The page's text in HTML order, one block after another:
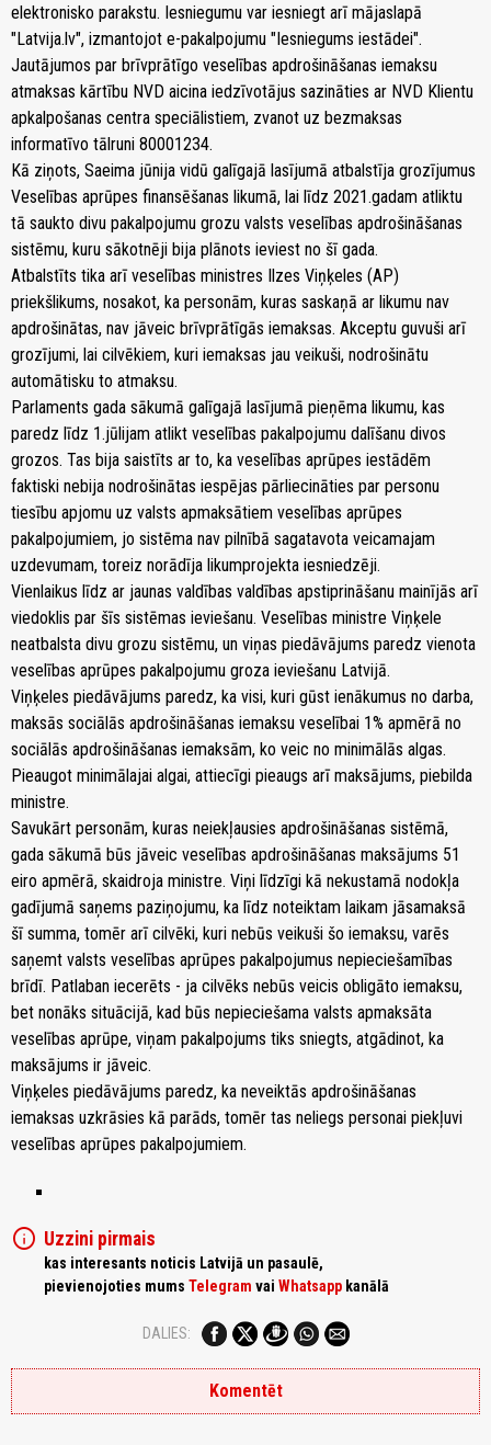
elektronisko parakstu. Iesniegumu var iesniegt arī mājaslapā
"Latvija.lv", izmantojot e-pakalpojumu "Iesniegums iestādei".
Jautājumos par brīvprātīgo veselības apdrošināšanas iemaksu
atmaksas kārtību NVD aicina iedzīvotājus sazināties ar NVD Klientu
apkalpošanas centra speciālistiem, zvanot uz bezmaksas
informatīvo tālruni 80001234.
Kā ziņots, Saeima jūnija vidū galīgajā lasījumā atbalstīja grozījumus
Veselības aprūpes finansēšanas likumā, lai līdz 2021.gadam atliktu
tā saukto divu pakalpojumu grozu valsts veselības apdrošināšanas
sistēmu, kuru sākotnēji bija plānots ieviest no šī gada.
Atbalstīts tika arī veselības ministres Ilzes Viņķeles (AP)
priekšlikums, nosakot, ka personām, kuras saskaņā ar likumu nav
apdrošinātas, nav jāveic brīvprātīgās iemaksas. Akceptu guvuši arī
grozījumi, lai cilvēkiem, kuri iemaksas jau veikuši, nodrošinātu
automātisku to atmaksu.
Parlaments gada sākumā galīgajā lasījumā pieņēma likumu, kas
paredz līdz 1.jūlijam atlikt veselības pakalpojumu dalīšanu divos
grozos. Tas bija saistīts ar to, ka veselības aprūpes iestādēm
faktiski nebija nodrošinātas iespējas pārliecināties par personu
tiesību apjomu uz valsts apmaksātiem veselības aprūpes
pakalpojumiem, jo sistēma nav pilnībā sagatavota veicamajam
uzdevumam, toreiz norādīja likumprojekta iesniedzēji.
Vienlaikus līdz ar jaunas valdības valdības apstiprināšanu mainījās arī
viedoklis par šīs sistēmas ieviešanu. Veselības ministre Viņķele
neatbalsta divu grozu sistēmu, un viņas piedāvājums paredz vienota
veselības aprūpes pakalpojumu groza ieviešanu Latvijā.
Viņķeles piedāvājums paredz, ka visi, kuri gūst ienākumus no darba,
maksās sociālās apdrošināšanas iemaksu veselībai 1% apmērā no
sociālās apdrošināšanas iemaksām, ko veic no minimālās algas.
Pieaugot minimālajai algai, attiecīgi pieaugs arī maksājums, piebilda
ministre.
Savukārt personām, kuras neiekļausies apdrošināšanas sistēmā,
gada sākumā būs jāveic veselības apdrošināšanas maksājums 51
eiro apmērā, skaidroja ministre. Viņi līdzīgi kā nekustamā nodokļa
gadījumā saņems paziņojumu, ka līdz noteiktam laikam jāsamaksā
šī summa, tomēr arī cilvēki, kuri nebūs veikuši šo iemaksu, varēs
saņemt valsts veselības aprūpes pakalpojumus nepieciešamības
brīdī. Patlaban iecerēts - ja cilvēks nebūs veicis obligāto iemaksu,
bet nonāks situācijā, kad būs nepieciešama valsts apmaksāta
veselības aprūpe, viņam pakalpojums tiks sniegts, atgādinot, ka
maksājums ir jāveic.
Viņķeles piedāvājums paredz, ka neveiktās apdrošināšanas
iemaksas uzkrāsies kā parāds, tomēr tas neliegs personai piekļuvi
veselības aprūpes pakalpojumiem.
info Uzzini pirmais
kas interesants noticis Latvijā un pasaulē,
pievienojoties mums Telegram vai Whatsapp kanālā
DALIES:
Komentēt